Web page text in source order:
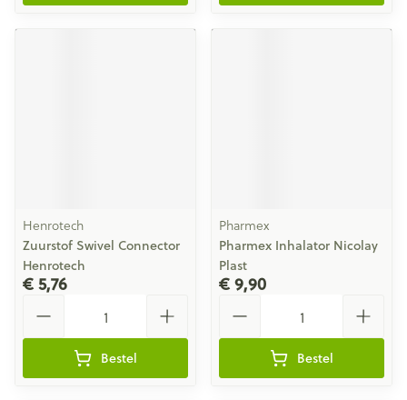
Henrotech
Zuurstof Swivel Connector
Henrotech
€ 5,76
Bestel
Pharmex
Pharmex Inhalator Nicolay
Plast
€ 9,90
Bestel